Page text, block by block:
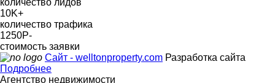
10K+
количество трафика
1250Р-
стоимость заявки
Сайт - welltonproperty.com Разработка сайта
Подробнее
Агентство недвижимости